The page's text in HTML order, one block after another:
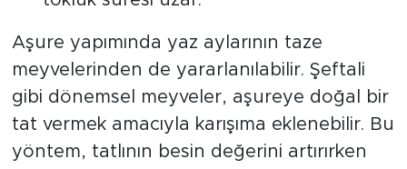
Aşure yapımında yaz aylarının taze
meyvelerinden de yararlanılabilir. Şeftali
gibi dönemsel meyveler, aşureye doğal bir
tat vermek amacıyla karışıma eklenebilir. Bu
yöntem, tatlının besin değerini artırırken